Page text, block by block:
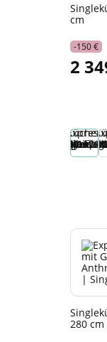
cm
-150 €
2
280 cm